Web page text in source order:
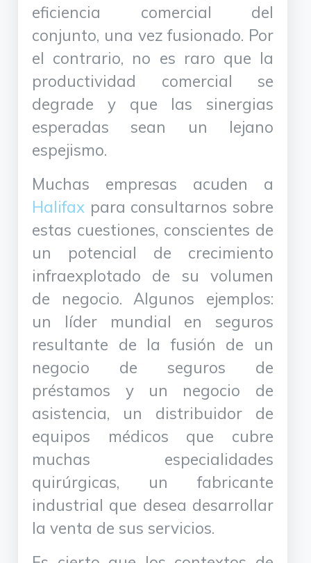
eficiencia comercial del
conjunto, una vez fusionado. Por
el contrario, no es raro que la
productividad comercial se
degrade y que las sinergias
esperadas sean un lejano
espejismo.
Muchas empresas acuden a
Halifax para consultarnos sobre
estas cuestiones, conscientes de
un potencial de crecimiento
infraexplotado de su volumen
de negocio. Algunos ejemplos:
un líder mundial en seguros
resultante de la fusión de un
negocio de seguros de
préstamos y un negocio de
asistencia, un distribuidor de
equipos médicos que cubre
muchas especialidades
quirúrgicas, un fabricante
industrial que desea desarrollar
la venta de sus servicios.